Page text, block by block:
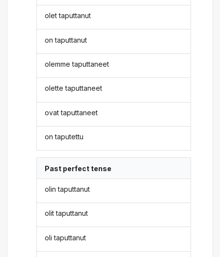
olet taputtanut
on taputtanut
olemme taputtaneet
olette taputtaneet
ovat taputtaneet
on taputettu
Past perfect tense
olin taputtanut
olit taputtanut
oli taputtanut